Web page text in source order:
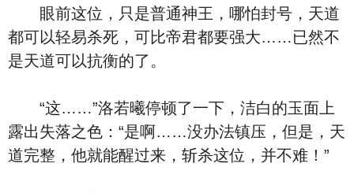
眼前这位，只是普通神王，哪怕封号，天道
都可以轻易杀死，可比帝君都要强大……已然不
是天道可以抗衡的了。
“这……”洛若曦停顿了一下，洁白的玉面上
露出失落之色：“是啊……没办法镇压，但是，天
道完整，他就能醒过来，斩杀这位，并不难！”